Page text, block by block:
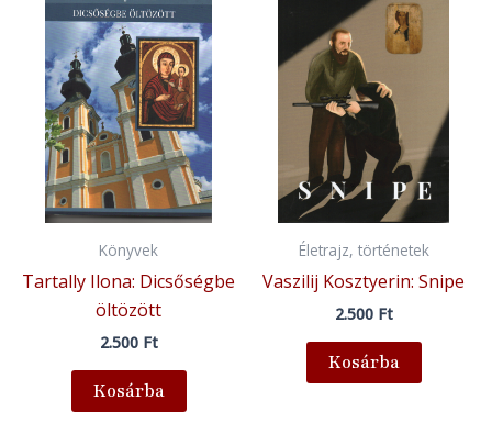
Könyvek
Tartally Ilona: Dicsőségbe
öltözött
2.500 Ft
Kosárba
Életrajz, történetek
Vaszilij Kosztyerin: Snipe
2.500 Ft
Kosárba